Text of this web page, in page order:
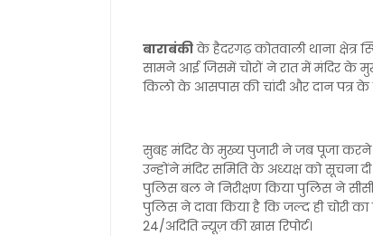
बाराबंकीके हैदरगढ़ कोतवाली थाना क्षेत्र
सामने आई जिसमें चोरों ने रात में मंदिर
किलो के आसपास की चांदी और दान पत्र के
सुबह मंदिर के मुख्य पुजारी ने जब पूजा
उन्होंने मंदिर समिति के अध्यक्ष को सूचना
पुलिस बल ने निरीक्षण किया पुलिस ने
पुलिस ने दावा किया है कि जल्द ही चोरी
24/अदिति न्यूज़ की खास रिपोर्ट।